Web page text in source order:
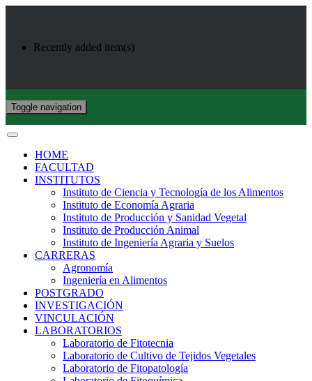
Recently added item(s)
Toggle navigation
HOME
FACULTAD
INSTITUTOS
Instituto de Ciencia y Tecnología de los Alimentos
Instituto de Economía Agraria
Instituto de Producción y Sanidad Vegetal
Instituto de Producción Animal
Instituto de Ingeniería Agraria y Suelos
CARRERAS
Agronomía
Ingeniería en Alimentos
POSTGRADO
INVESTIGACIÓN
VINCULACIÓN
LABORATORIOS
Laboratorio de Fitotecnia
Laboratorio de Cultivo de Tejidos Vegetales
Laboratorio de Fitopatología